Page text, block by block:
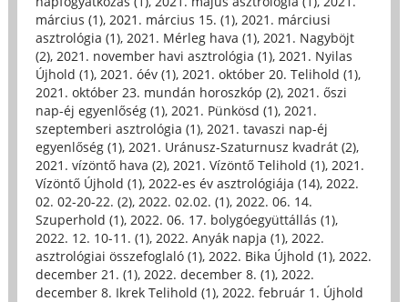
március (1), 2021. március 15. (1), 2021. márciusi
asztrológia (1), 2021. Mérleg hava (1), 2021. Nagyböjt
(2), 2021. november havi asztrológia (1), 2021. Nyilas
Újhold (1), 2021. óév (1), 2021. október 20. Telihold (1),
2021. október 23. mundán horoszkóp (2), 2021. őszi
nap-éj egyenlőség (1), 2021. Pünkösd (1), 2021.
szeptemberi asztrológia (1), 2021. tavaszi nap-éj
egyenlőség (1), 2021. Uránusz-Szaturnusz kvadrát (2),
2021. vízöntő hava (2), 2021. Vízöntő Telihold (1), 2021.
Vízöntő Újhold (1), 2022-es év asztrológiája (14), 2022.
02. 02-20-22. (2), 2022. 02.02. (1), 2022. 06. 14.
Szuperhold (1), 2022. 06. 17. bolygóegyüttállás (1),
2022. 12. 10-11. (1), 2022. Anyák napja (1), 2022.
asztrológiai összefoglaló (1), 2022. Bika Újhold (1), 2022.
december 21. (1), 2022. december 8. (1), 2022.
december 8. Ikrek Telihold (1), 2022. február 1. Újhold